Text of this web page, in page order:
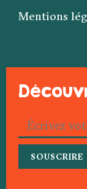
Mentions